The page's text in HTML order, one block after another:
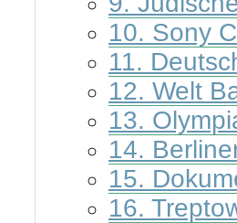
10. Sony
11.
12. Welt
13.
14.
15.
16.